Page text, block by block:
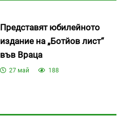
Представят юбилейното
издание на „Ботйов лист“
във Враца
27 май 188